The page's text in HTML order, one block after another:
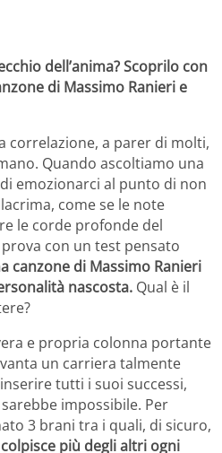
dell’anima? Scoprilo con
di Massimo Ranieri e
correlazione, a parer di molti,
Quando ascoltiamo una
emozionarci al punto di non
come se le note
le corde profonde del
con un test pensato
canzone di Massimo Ranieri
nascosta. Qual è il
e propria colonna portante
un carriera talmente
tutti i suoi successi,
impossibile. Per
3 brani tra i quali, di sicuro,
più degli altri ogni